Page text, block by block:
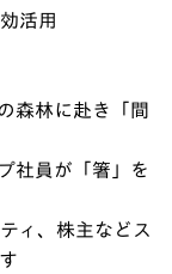
活用
森林に赴き「間
社員が「箸」を
ィ、株主などス